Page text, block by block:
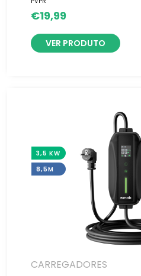
€19,99
VER PRODUTO
CARREGADORES
3,5 KW
8,5M